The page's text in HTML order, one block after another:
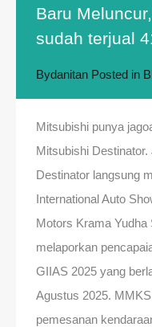
Baru
sudah terjual
Bydanitan Posted in
Mitsubishi punya
Mitsubishi
Destinator langsung
International Auto
Motors Krama
melaporkan
GIIAS 2025 yang
Agustus 2025.
pemesanan